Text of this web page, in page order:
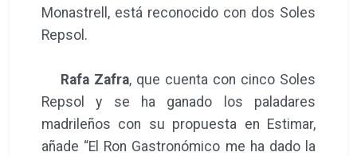
Monastrell, está reconocido con dos Soles
Repsol.
Rafa Zafra, que cuenta con cinco Soles
Repsol y se ha ganado los paladares
madrileños con su propuesta en Estimar,
añade “El Ron Gastronómico me ha dado la